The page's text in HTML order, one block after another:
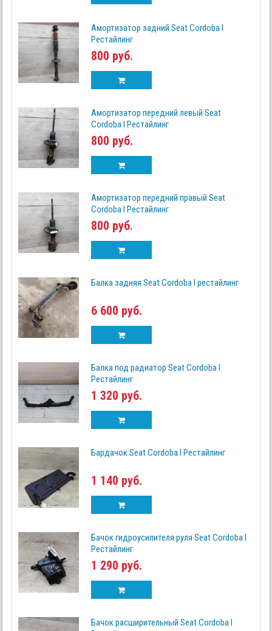
Амортизатор задний Seat Cordoba I
Рестайлинг
800 руб.
Амортизатор передний левый Seat
Cordoba I Рестайлинг
800 руб.
Амортизатор передний правый Seat
Cordoba I Рестайлинг
800 руб.
Балка задняя Seat Cordoba I рестайлинг
6 600 руб.
Балка под радиатор Seat Cordoba I
Рестайлинг
1 320 руб.
Бардачок Seat Cordoba I Рестайлинг
1 140 руб.
Бачок гидроусилителя руля Seat Cordoba I
Рестайлинг
1 290 руб.
Бачок расширительный Seat Cordoba I